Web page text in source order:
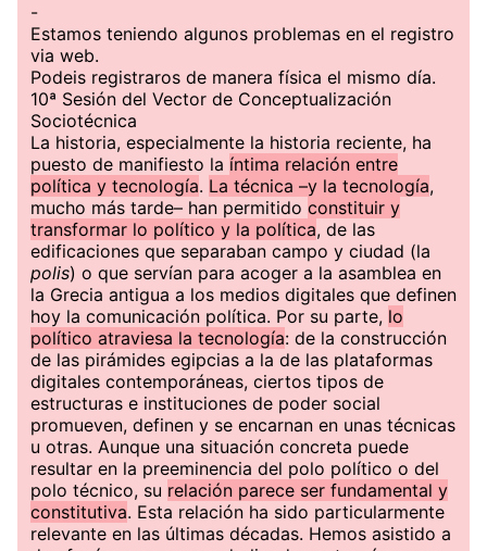
-
Estamos teniendo algunos problemas en el registro
via web.
Podeis registraros de manera física el mismo día.
10ª Sesión del Vector de Conceptualización
Sociotécnica
La historia, especialmente la historia reciente, ha
puesto de manifiesto la íntima relación entre
política y tecnología. La técnica –y la tecnología,
mucho más tarde– han permitido constituir y
transformar lo político y la política, de las
edificaciones que separaban campo y ciudad (la
polis) o que servían para acoger a la asamblea en
la Grecia antigua a los medios digitales que definen
hoy la comunicación política. Por su parte, lo
político atraviesa la tecnología: de la construcción
de las pirámides egipcias a la de las plataformas
digitales contemporáneas, ciertos tipos de
estructuras e instituciones de poder social
promueven, definen y se encarnan en unas técnicas
u otras. Aunque una situación concreta puede
resultar en la preeminencia del polo político o del
polo técnico, su relación parece ser fundamental y
constitutiva. Esta relación ha sido particularmente
relevante en las últimas décadas. Hemos asistido a